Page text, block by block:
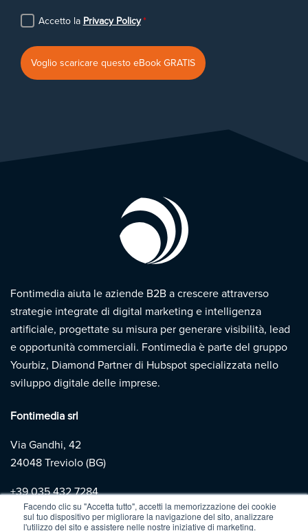
Facendo clic su "Accetta tutto", accetti la memorizzazione dei cookie
sul tuo dispositivo per migliorare la navigazione del sito, analizzare
l'utilizzo del sito e assistere nelle nostre iniziative di marketing.
Accetto la Privacy Policy *
Fontimedia aiuta le aziende B2B a crescere attraverso
strategie integrate di digital marketing e intelligenza
artificiale, progettate su misura per generare visibilità, lead
e opportunità commerciali. Fontimedia è parte del gruppo
Yourbiz, Diamond Partner di Hubspot specializzata nello
sviluppo digitale delle imprese.
Fontimedia srl
Via Gandhi, 42
24048 Treviolo (BG)
+39035 432 7284